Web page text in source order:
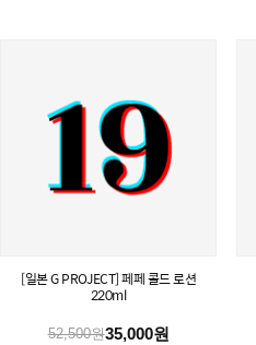
[일본 G PROJECT] 페페 콜드 로션
220ml
52,500원35,000원